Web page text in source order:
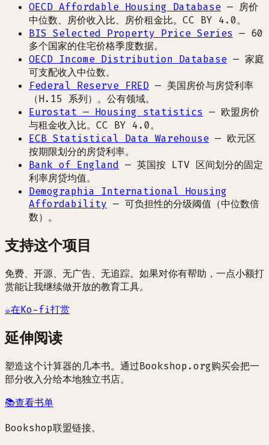
OECD Affordable Housing Database — 房价
中位数、房价收入比、房价租金比。CC BY 4.0。
BIS Selected Property Price Series — 60
多个国家的住宅价格季度数据。
OECD Income Distribution Database — 家庭
可支配收入中位数。
Federal Reserve FRED — 美国房价与房贷利率
（H.15 系列）。公有领域。
Eurostat — Housing statistics — 欧盟房价
与租金收入比。CC BY 4.0。
ECB Statistical Data Warehouse — 欧元区
按期限划分的房贷利率。
Bank of England — 英国按 LTV 区间划分的固定
利率房贷均值。
Demographia International Housing
Affordability — 可负担性的分级阈值（中位数倍
数）。
支持这个项目
免费、开源、无广告、无追踪。如果对你有帮助，一点小额打
赏能让我继续做开放的教育工具。
☕在Ko-fi打赏
延伸阅读
塑造这个计算器的几本书。通过Bookshop.org购买会把一
部分收入分给本地独立书店。
📚查看书单
Bookshop联盟链接。